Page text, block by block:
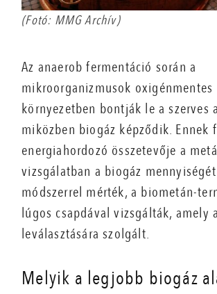
(Fotó: MMG Archív)
Az anaerob fermentáció során a
mikroorganizmusok oxigénmentes
környezetben bontják le a szerves
miközben biogáz képződik. Ennek
energiahordozó összetevője a
vizsgálatban a biogáz
módszerrel mérték, a biometán-
lúgos csapdával vizsgálták, amely
leválasztására szolgált.
Melyik a legjobb biogáz